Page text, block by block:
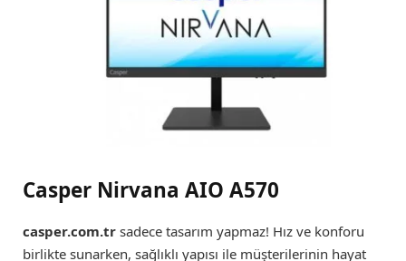
Casper Nirvana AIO A570
casper.com.tr sadece tasarım yapmaz! Hız ve konforu
birlikte sunarken, sağlıklı yapısı ile müşterilerinin hayat